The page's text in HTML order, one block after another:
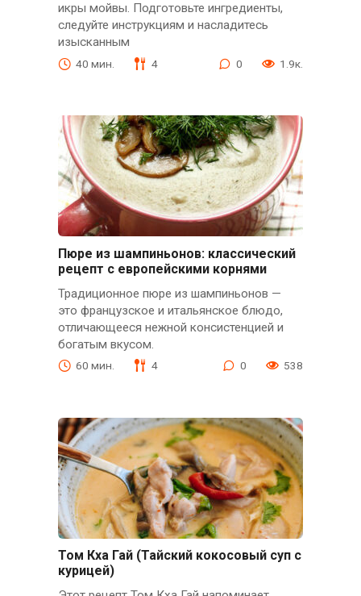
икры мойвы. Подготовьте ингредиенты,
следуйте инструкциям и насладитесь
изысканным
40 мин. 4 0 1.9к.
Пюре из шампиньонов: классический
рецепт с европейскими корнями
Традиционное пюре из шампиньонов —
это французское и итальянское блюдо,
отличающееся нежной консистенцией и
богатым вкусом.
60 мин. 4 0 538
Том Кха Гай (Тайский кокосовый суп с
курицей)